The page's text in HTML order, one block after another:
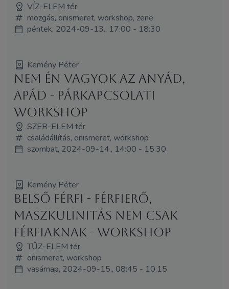
VÍZ-ELEM tér
mozgás, önismeret, workshop, zene
péntek, 2024-09-13., 17:00 - 18:30
Kemény Péter
Nem én vagyok az anyád,
apád - párkapcsolati
WORKSHOP
SZER-ELEM tér
családállítás, önismeret, workshop
szombat, 2024-09-14., 14:00 - 15:30
Kemény Péter
Belső Férfi - férfierő,
maszkulinitás nem csak
férfiaknak - WORKSHOP
TŰZ-ELEM tér
önismeret, workshop
vasárnap, 2024-09-15., 08:45 - 10:15